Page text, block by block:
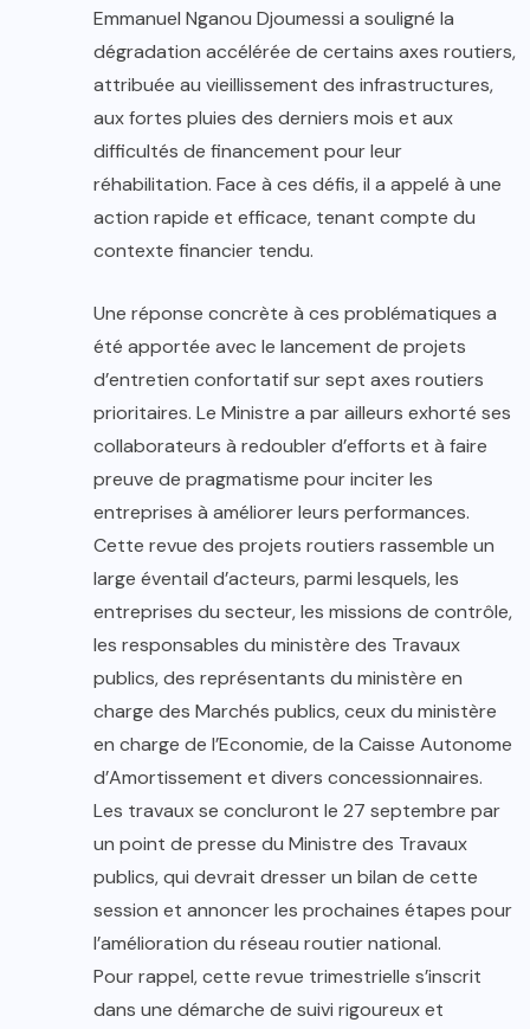
Emmanuel Nganou Djoumessi a souligné la
dégradation accélérée de certains axes routiers,
attribuée au vieillissement des infrastructures,
aux fortes pluies des derniers mois et aux
difficultés de financement pour leur
réhabilitation. Face à ces défis, il a appelé à une
action rapide et efficace, tenant compte du
contexte financier tendu.
Une réponse concrète à ces problématiques a
été apportée avec le lancement de projets
d’entretien confortatif sur sept axes routiers
prioritaires. Le Ministre a par ailleurs exhorté ses
collaborateurs à redoubler d’efforts et à faire
preuve de pragmatisme pour inciter les
entreprises à améliorer leurs performances.
Cette revue des projets routiers rassemble un
large éventail d’acteurs, parmi lesquels, les
entreprises du secteur, les missions de contrôle,
les responsables du ministère des Travaux
publics, des représentants du ministère en
charge des Marchés publics, ceux du ministère
en charge de l’Economie, de la Caisse Autonome
d’Amortissement et divers concessionnaires.
Les travaux se concluront le 27 septembre par
un point de presse du Ministre des Travaux
publics, qui devrait dresser un bilan de cette
session et annoncer les prochaines étapes pour
l’amélioration du réseau routier national.
Pour rappel, cette revue trimestrielle s’inscrit
dans une démarche de suivi rigoureux et